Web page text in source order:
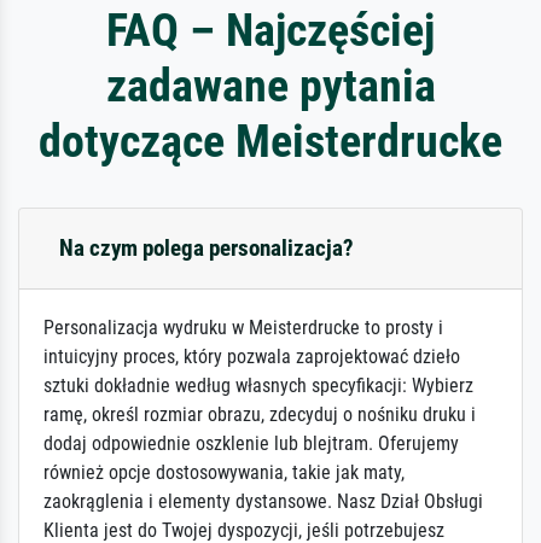
FAQ – Najczęściej
zadawane pytania
dotyczące Meisterdrucke
Na czym polega personalizacja?
Personalizacja wydruku w Meisterdrucke to prosty i
intuicyjny proces, który pozwala zaprojektować dzieło
sztuki dokładnie według własnych specyfikacji: Wybierz
ramę, określ rozmiar obrazu, zdecyduj o nośniku druku i
dodaj odpowiednie oszklenie lub blejtram. Oferujemy
również opcje dostosowywania, takie jak maty,
zaokrąglenia i elementy dystansowe. Nasz Dział Obsługi
Klienta jest do Twojej dyspozycji, jeśli potrzebujesz